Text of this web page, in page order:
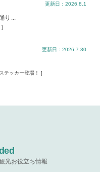
...
]
更新日：2026.8.1
テッカー登場！ ]
更新日：2026.7.30
光お役立ち情報